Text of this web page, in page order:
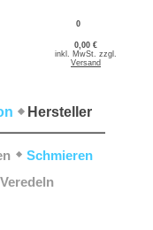
0
0,00 €
inkl. MwSt. zzgl.
Versand
Hersteller
Schmieren
Veredeln